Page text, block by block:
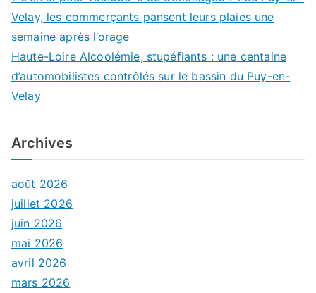
Velay, les commerçants pansent leurs plaies une
semaine après l’orage
Haute-Loire Alcoolémie, stupéfiants : une centaine
d’automobilistes contrôlés sur le bassin du Puy-en-
Velay
Archives
août 2026
juillet 2026
juin 2026
mai 2026
avril 2026
mars 2026